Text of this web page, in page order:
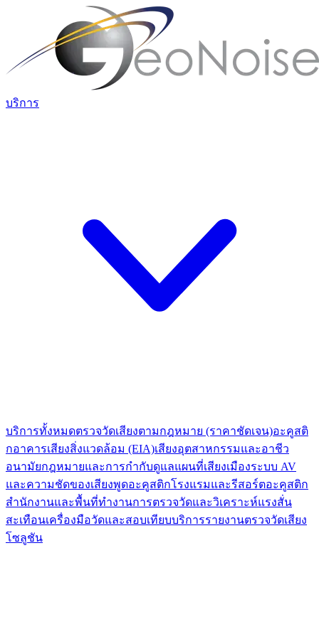
บริการ
บริการทั้งหมดตรวจวัดเสียงตามกฎหมาย (ราคาชัดเจน)อะคูสติ
กอาคารเสียงสิ่งแวดล้อม (EIA)เสียงอุตสาหกรรมและอาชีว
อนามัยกฎหมายและการกำกับดูแลแผนที่เสียงเมืองระบบ AV
และความชัดของเสียงพูดอะคูสติกโรงแรมและรีสอร์ตอะคูสติก
สำนักงานและพื้นที่ทำงานการตรวจวัดและวิเคราะห์แรงสั่น
สะเทือนเครื่องมือวัดและสอบเทียบบริการรายงานตรวจวัดเสียง
โซลูชัน